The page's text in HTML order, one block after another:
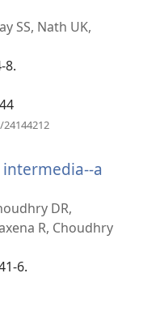
SS, Nath UK,
8.
mới)
a
DR,
R, Choudhry
6.